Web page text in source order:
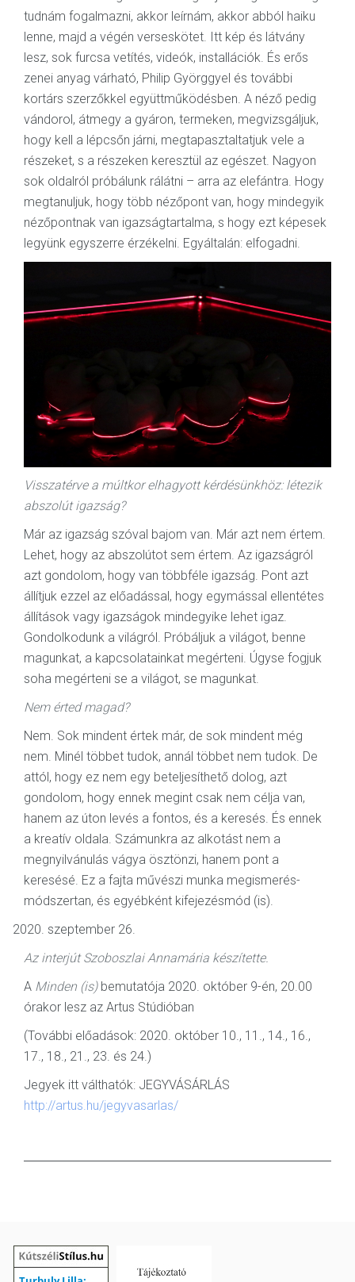
tudnám fogalmazni, akkor leírnám, akkor abból haiku
lenne, majd a végén verseskötet. Itt kép és látvány
lesz, sok furcsa vetítés, videók, installációk. És erős
zenei anyag várható, Philip Györggyel és további
kortárs szerzőkkel együttműködésben. A néző pedig
vándorol, átmegy a gyáron, termeken, megvizsgáljuk,
hogy kell a lépcsőn járni, megtapasztaltatjuk vele a
részeket, s a részeken keresztül az egészet. Nagyon
sok oldalról próbálunk rálátni – arra az elefántra. Hogy
megtanuljuk, hogy több nézőpont van, hogy mindegyik
nézőpontnak van igazságtartalma, s hogy ezt képesek
legyünk egyszerre érzékelni. Egyáltalán: elfogadni.
Visszatérve a múltkor elhagyott kérdésünkhöz: létezik
abszolút igazság?
Már az igazság szóval bajom van. Már azt nem értem.
Lehet, hogy az abszolútot sem értem. Az igazságról
azt gondolom, hogy van többféle igazság. Pont azt
állítjuk ezzel az előadással, hogy egymással ellentétes
állítások vagy igazságok mindegyike lehet igaz.
Gondolkodunk a világról. Próbáljuk a világot, benne
magunkat, a kapcsolatainkat megérteni. Úgyse fogjuk
soha megérteni se a világot, se magunkat.
Nem érted magad?
Nem. Sok mindent értek már, de sok mindent még
nem. Minél többet tudok, annál többet nem tudok. De
attól, hogy ez nem egy beteljesíthető dolog, azt
gondolom, hogy ennek megint csak nem célja van,
hanem az úton levés a fontos, és a keresés. És ennek
a kreatív oldala. Számunkra az alkotást nem a
megnyilvánulás vágya ösztönzi, hanem pont a
keresésé. Ez a fajta művészi munka megismerés-
módszertan, és egyébként kifejezésmód (is).
szeptember 26.
Az interjút Szoboszlai Annamária készítette.
A Minden (is)bemutatója 2020. október 9-én, 20.00
órakor lesz az Artus Stúdióban
(További előadások: 2020. október 10., 11., 14., 16.,
17., 18., 21., 23. és 24.)
Jegyek itt válthatók: JEGYVÁSÁRLÁS
http://artus.hu/jegyvasarlas/